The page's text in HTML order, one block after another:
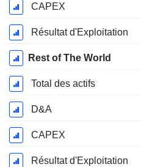
CAPEX
Résultat d'Exploitation
Rest of The World
Total des actifs
D&A
CAPEX
Résultat d'Exploitation